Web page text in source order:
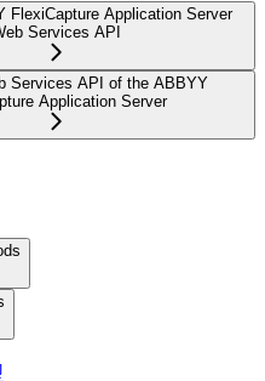
FlexiCapture Application Server
Services API
Services API of the ABBYY
Application Server